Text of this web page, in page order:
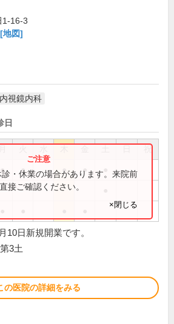
1-16-3
[地図]
内視鏡内科
日
祝
● ● ● ●
・休業の場合があります。来院前
接ご確認ください。
×閉じる
10日新規開業です。
3土
の医院の詳細をみる